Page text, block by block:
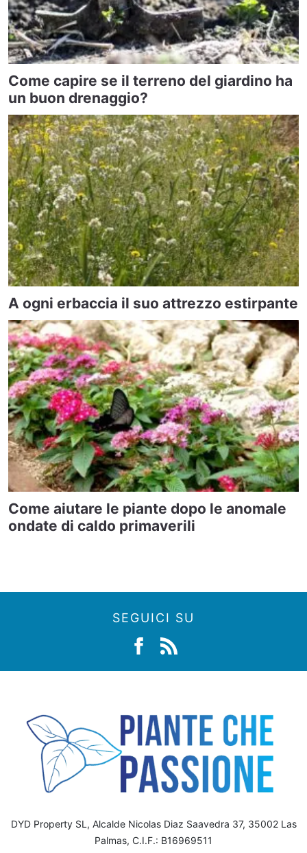
Come capire se il terreno del giardino ha
un buon drenaggio?
A ogni erbaccia il suo attrezzo estirpante
Come aiutare le piante dopo le anomale
ondate di caldo primaverili
SEGUICI SU
DYD Property SL, Alcalde Nicolas Diaz Saavedra 37, 35002 Las
Palmas, C.I.F.: B16969511